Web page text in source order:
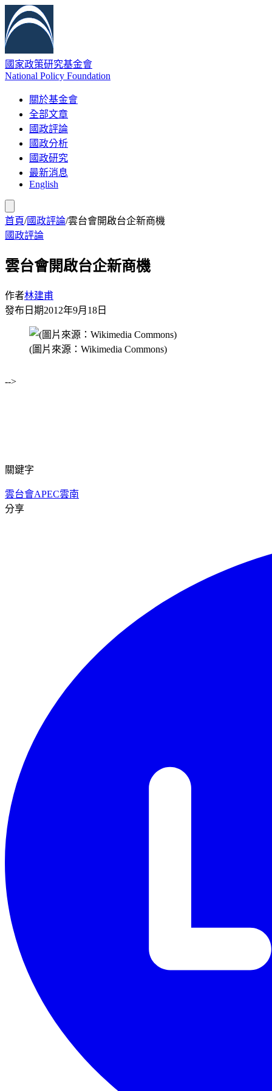
國家政策研究基金會
National Policy Foundation
關於基金會
全部文章
國政評論
國政分析
國政研究
最新消息
English
首頁/國政評論/雲台會開啟台企新商機
國政評論
雲台會開啟台企新商機
作者林建甫
發布日期2012年9月18日
(圖片來源：Wikimedia Commons)
-->
關鍵字
雲台會APEC雲南
分享